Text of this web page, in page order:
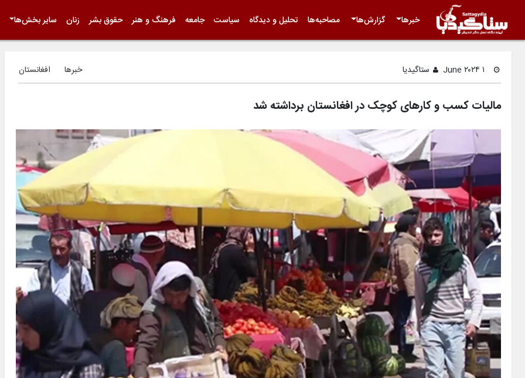
خبرها گزارش‌ها مصاحبه‌ها تحلیل و دیدگاه سیاست جامعه فرهنگ و هنر حقوق بشر زنان سایر بخش‌ها
ستاگیدیا خبرها افغانستان
مالیات کسب و کارهای کوچک در افغانستان برداشته شد